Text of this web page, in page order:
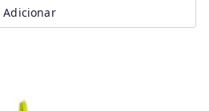
Adicionar